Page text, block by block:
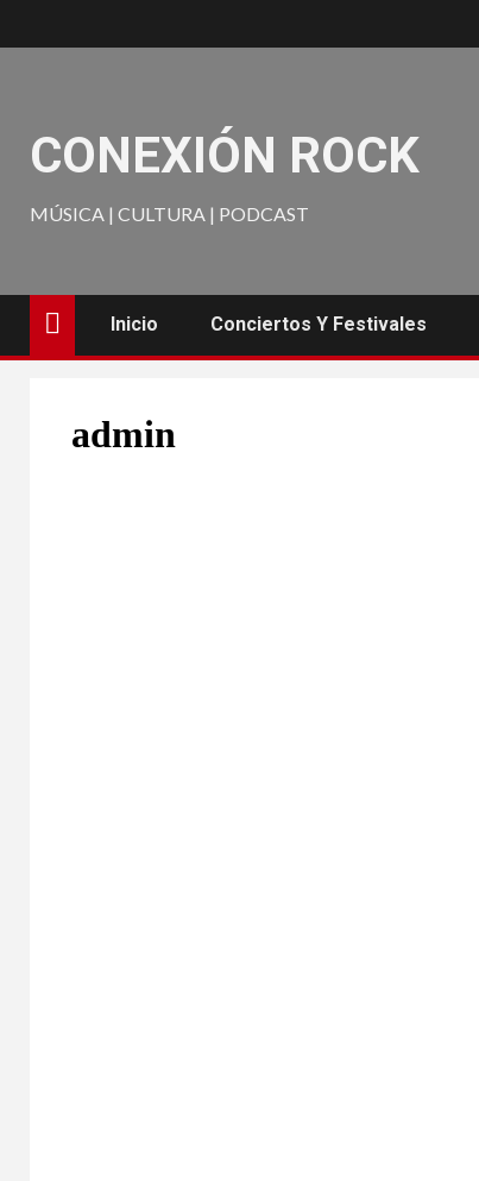
CONEXIÓN ROCK
MÚSICA | CULTURA | PODCAST
Inicio Conciertos Y Festivales
admin